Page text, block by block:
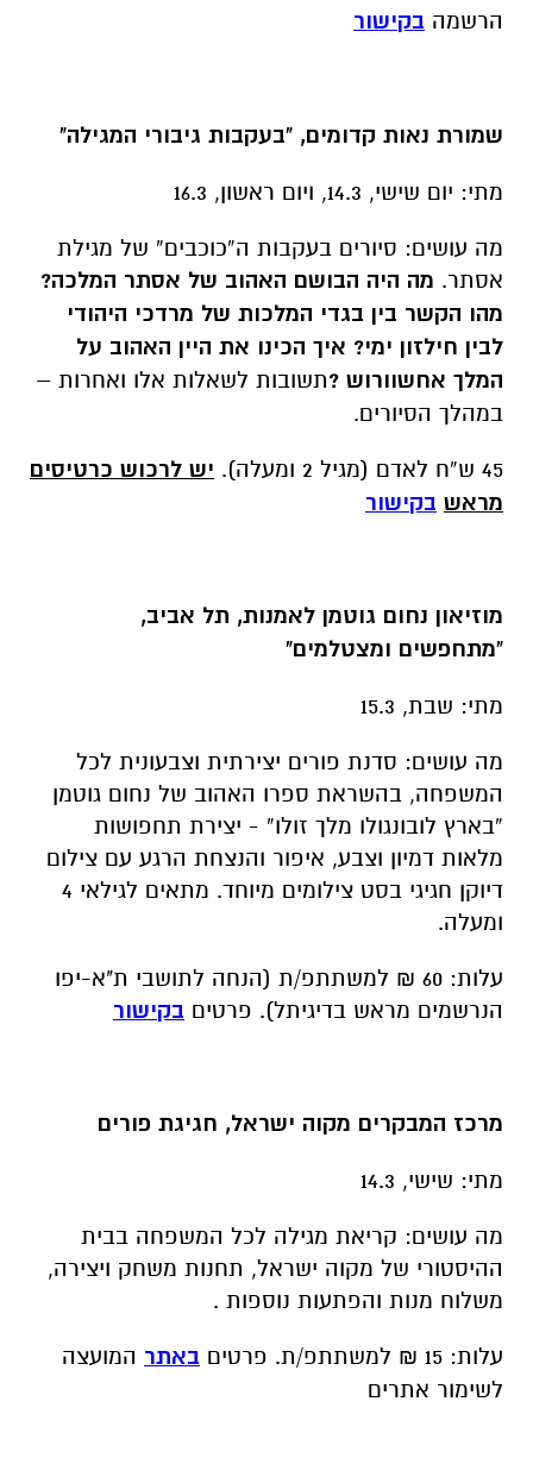
הרשמה בקישור
שמורת נאות קדומים, "בעקבות גיבורי המגילה"
מתי: יום שישי, 14.3, ויום ראשון, 16.3
מה עושים: סיורים בעקבות ה”כוכבים” של מגילת
אסתר. מה היה הבושם האהוב של אסתר המלכה?
מהו הקשר בין בגדי המלכות של מרדכי היהודי
לבין חילזון ימי? איך הכינו את היין האהוב על
המלך אחשוורוש ?תשובות לשאלות אלו ואחרות –
במהלך הסיורים.
45 ש”ח לאדם (מגיל 2 ומעלה).
יש לרכוש כרטיסים
מראש בקישור
מוזיאון נחום גוטמן לאמנות, תל אביב,
"מתחפשים ומצטלמים"
מתי: שבת, 15.3
מה עושים: סדנת פורים יצירתית וצבעונית לכל
המשפחה, בהשראת ספרו האהוב של נחום גוטמן
“בארץ לובונגולו מלך זולו” - יצירת תחפושות
מלאות דמיון וצבע, איפור והנצחת הרגע עם צילום
דיוקן חגיגי בסט צילומים מיוחד. מתאים לגילאי 4
ומעלה.
עלות: 60 ₪ למשתתפ/ת (הנחה לתושבי ת"א-יפו
הנרשמים מראש בדיגיתל). פרטים בקישור
מרכז המבקרים מקוה ישראל, חגיגת פורים
מתי: שישי, 14.3
מה עושים: קריאת מגילה לכל המשפחה בבית
ההיסטורי של מקוה ישראל, תחנות משחק ויצירה,
משלוח מנות והפתעות נוספות .
עלות: 15 ₪ למשתתפ/ת. פרטים באתר המועצה
לשימור אתרים